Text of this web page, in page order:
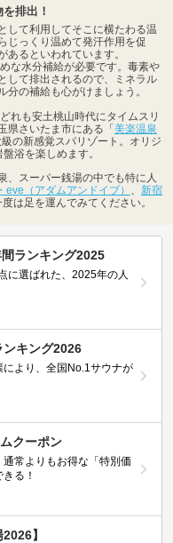
排出！
して利用してそこに横たわる温
じっくり温めて発汗作用を促
あるといわれています。
な水分補給が必要です。毒素や
して排出されるので、ミネラル
の補給も心がけましょう。
れも安土桃山時代にタイムスリ
県さいたま市にある「 美楽温泉
級の新感覚スパリゾート。オリジ
浴を楽しめます。
、スーパー銭湯の中でも特に人
eve（アダムアンドイブ） 、 新宿
は足を運んでみてください。
ランキング2025
に選ばれた、2025年の人
ンキング2026
より、全国No.1サウナが
クーポン
常よりもお得な「特別価
る！
】